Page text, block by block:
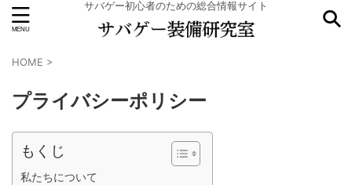
サバゲー初心者のための総合情報サイト
HOME >
プライバシーポリシー
もくじ
私たちについて